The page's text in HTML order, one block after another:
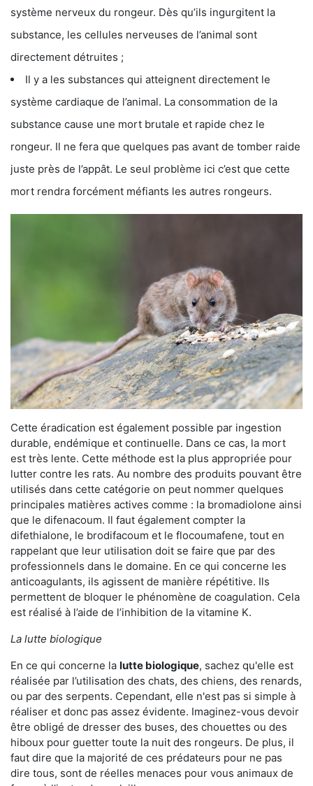
système nerveux du rongeur. Dès qu’ils ingurgitent la
substance, les cellules nerveuses de l’animal sont
directement détruites ;
Il y a les substances qui atteignent directement le
système cardiaque de l’animal. La consommation de la
substance cause une mort brutale et rapide chez le
rongeur. Il ne fera que quelques pas avant de tomber raide
juste près de l’appât. Le seul problème ici c’est que cette
mort rendra forcément méfiants les autres rongeurs.
Cette éradication est également possible par ingestion
durable, endémique et continuelle. Dans ce cas, la mort
est très lente. Cette méthode est la plus appropriée pour
lutter contre les rats. Au nombre des produits pouvant être
utilisés dans cette catégorie on peut nommer quelques
principales matières actives comme : la bromadiolone ainsi
que le difenacoum. Il faut également compter la
difethialone, le brodifacoum et le flocoumafene, tout en
rappelant que leur utilisation doit se faire que par des
professionnels dans le domaine. En ce qui concerne les
anticoagulants, ils agissent de manière répétitive. Ils
permettent de bloquer le phénomène de coagulation. Cela
est réalisé à l’aide de l’inhibition de la vitamine K.
La lutte biologique
En ce qui concerne la lutte biologique, sachez qu'elle est
réalisée par l’utilisation des chats, des chiens, des renards,
ou par des serpents. Cependant, elle n'est pas si simple à
réaliser et donc pas assez évidente. Imaginez-vous devoir
être obligé de dresser des buses, des chouettes ou des
hiboux pour guetter toute la nuit des rongeurs. De plus, il
faut dire que la majorité de ces prédateurs pour ne pas
dire tous, sont de réelles menaces pour vous animaux de